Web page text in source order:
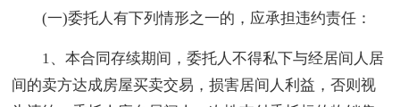
(一)委托人有下列情形之一的，应承担违约责任：
1、本合同存续期间，委托人不得私下与经居间人居
间的卖方达成房屋买卖交易，损害居间人利益，否则视